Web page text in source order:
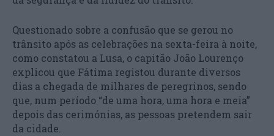
Questionado sobre a confusão que se gerou no
trânsito após as celebrações na sexta-feira à noite,
como constatou a Lusa, o capitão João Lourenço
explicou que Fátima registou durante diversos
dias a chegada de milhares de peregrinos, sendo
que, num período “de uma hora, uma hora e meia”
depois das cerimónias, as pessoas pretendem sair
da cidade.